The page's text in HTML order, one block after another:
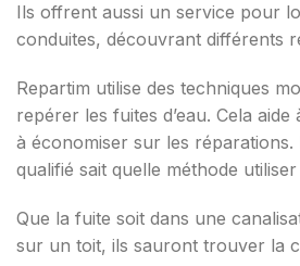
Ils offrent aussi un service pour
conduites, découvrant différents
Repartim utilise des techniques
repérer les fuites d’eau. Cela
à économiser sur les
qualifié sait quelle méthode
Que la fuite soit dans une
sur un toit, ils sauront trouver la